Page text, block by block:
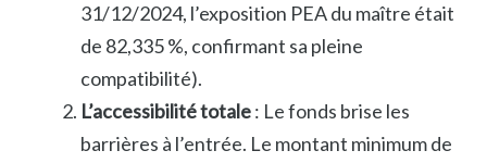
31/12/2024, l’exposition PEA du maître était
de 82,335 %, confirmant sa pleine
compatibilité).
L’accessibilité totale: Le fonds brise les
barrières à l’entrée. Le montant minimum de